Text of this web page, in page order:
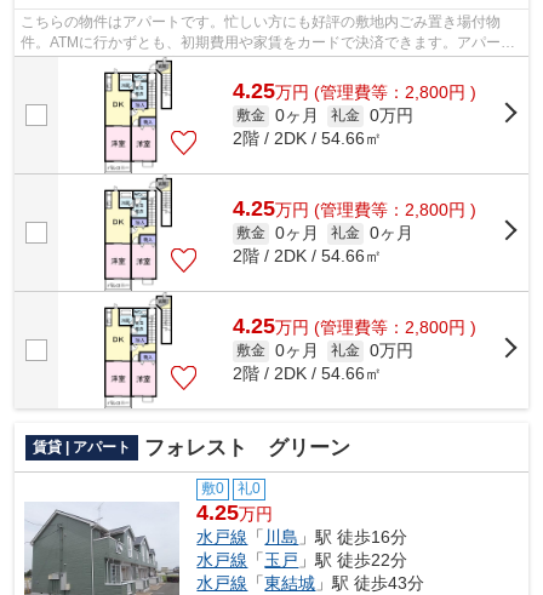
こちらの物件はアパートです。忙しい方にも好評の敷地内ごみ置き場付物
件。ATMに行かずとも、初期費用や家賃をカードで決済できます。アパート
マンション館 龍ヶ崎店には稲敷郡阿見町...
4.25万円 (管理費等：2,800円 )
敷金 0ヶ月 礼金 0万円
2階 / 2DK / 54.66㎡
4.25万円 (管理費等：2,800円 )
敷金 0ヶ月 礼金 0ヶ月
2階 / 2DK / 54.66㎡
4.25万円 (管理費等：2,800円 )
敷金 0ヶ月 礼金 0万円
2階 / 2DK / 54.66㎡
賃貸 | アパート フォレスト グリーン
敷0 礼0
4.25万円
水戸線 「 川島 」駅 徒歩16分
水戸線 「玉戸 」駅 徒歩22分
水戸線 「東結城 」駅 徒歩43分